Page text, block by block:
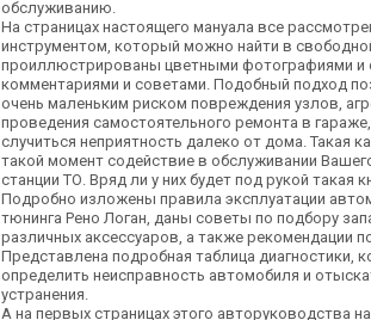
обслуживанию.
На страницах настоящего мануала все
инструментом, который можно найти в
проиллюстрированы цветными фотографиями
комментариями и советами. Подобный подход
очень маленьким риском повреждения узлов,
проведения самостоятельного ремонта в
случиться неприятность далеко от дома. Такая
такой момент содействие в обслуживании
станции ТО. Вряд ли у них будет под рукой такая
Подробно изложены правила эксплуатации
тюнинга Рено Логан, даны советы по подбору
различных аксессуаров, а также рекомендации
Представлена подробная таблица диагностики,
определить неисправность автомобиля и
устранения.
А на первых страницах этого авторуководства